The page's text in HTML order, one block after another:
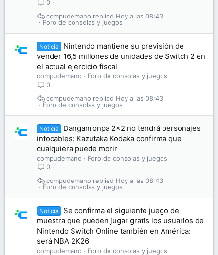
0
Foro de consolas y juegos
Hoy a las 08:43
compudemano
Noticia
Nintendo mantiene su previsión de
vender 16,5 millones de unidades de Switch 2 en
el actual ejercicio fiscal
compudemano
Foro de consolas y juegos
0
Foro de consolas y juegos
Hoy a las 08:43
compudemano
Noticia
Danganronpa 2×2 no tendrá personajes
intocables: Kazutaka Kodaka confirma que
cualquiera puede morir
compudemano
Foro de consolas y juegos
0
Foro de consolas y juegos
Hoy a las 08:43
compudemano
Noticia
Se confirma el siguiente juego de
muestra que pueden jugar gratis los usuarios de
Nintendo Switch Online también en América:
será NBA 2K26
compudemano
Foro de consolas y juegos